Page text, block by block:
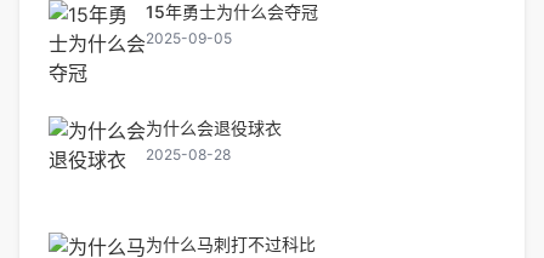
15年勇士为什么会夺冠
2025-09-05
为什么会退役球衣
2025-08-28
为什么马刺打不过科比